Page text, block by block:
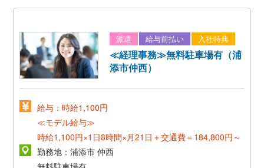
派遣 給与前払い 入社特典
≪経理事務≫無料駐車場有（浦
添市仲西）
給与：時給1,100円
≪モデル給与≫
時給1,100円×1日8時間×月21日＋交通費＝184,800円～
勤務地：浦添市 仲西